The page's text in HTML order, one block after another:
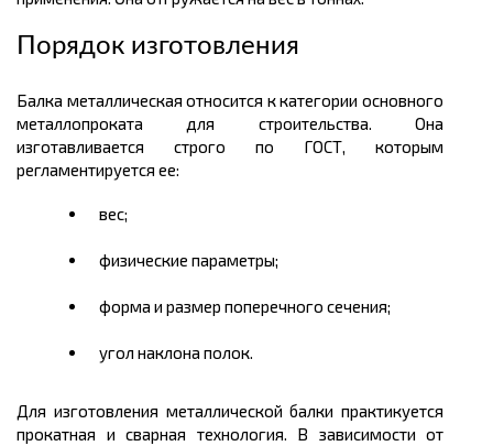
Порядок изготовления
Балка металлическая относится к категории основного
металлопроката для строительства. Она
изготавливается строго по ГОСТ, которым
регламентируется ее:
вес;
физические параметры;
форма и размер поперечного сечения;
угол наклона полок.
Для изготовления металлической балки практикуется
прокатная и сварная технология. В зависимости от